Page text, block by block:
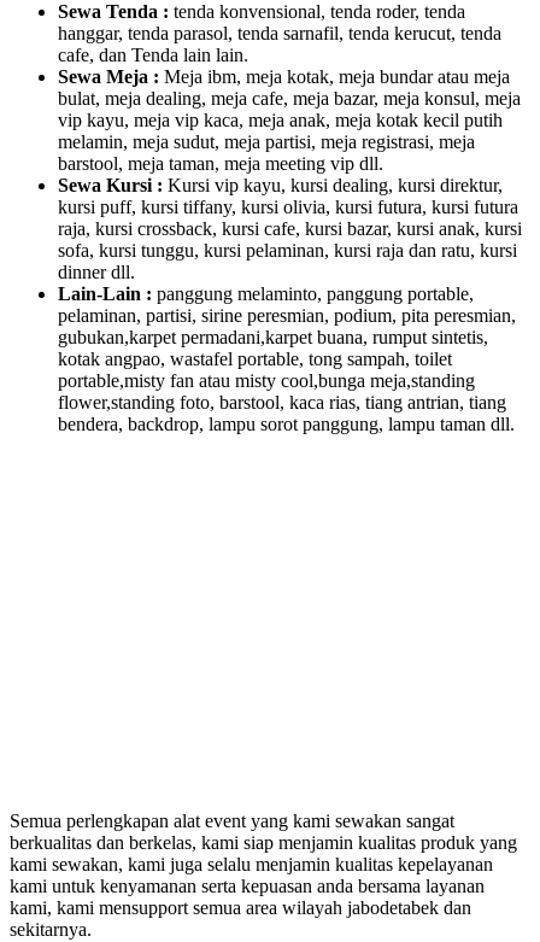
Sewa Tenda : tenda konvensional, tenda roder, tenda
hanggar, tenda parasol, tenda sarnafil, tenda kerucut, tenda
cafe, dan Tenda lain lain.
Sewa Meja : Meja ibm, meja kotak, meja bundar atau meja
bulat, meja dealing, meja cafe, meja bazar, meja konsul, meja
vip kayu, meja vip kaca, meja anak, meja kotak kecil putih
melamin, meja sudut, meja partisi, meja registrasi, meja
barstool, meja taman, meja meeting vip dll.
Sewa Kursi : Kursi vip kayu, kursi dealing, kursi direktur,
kursi puff, kursi tiffany, kursi olivia, kursi futura, kursi futura
raja, kursi crossback, kursi cafe, kursi bazar, kursi anak, kursi
sofa, kursi tunggu, kursi pelaminan, kursi raja dan ratu, kursi
dinner dll.
Lain-Lain : panggung melaminto, panggung portable,
pelaminan, partisi, sirine peresmian, podium, pita peresmian,
gubukan,karpet permadani,karpet buana, rumput sintetis,
kotak angpao, wastafel portable, tong sampah, toilet
portable,misty fan atau misty cool,bunga meja,standing
flower,standing foto, barstool, kaca rias, tiang antrian, tiang
bendera, backdrop, lampu sorot panggung, lampu taman dll.
Semua perlengkapan alat event yang kami sewakan sangat
berkualitas dan berkelas, kami siap menjamin kualitas produk yang
kami sewakan, kami juga selalu menjamin kualitas kepelayanan
kami untuk kenyamanan serta kepuasan anda bersama layanan
kami, kami mensupport semua area wilayah jabodetabek dan
sekitarnya.